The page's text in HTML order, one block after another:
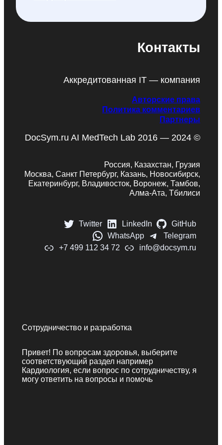
Контакты
Аккредитованная IT — компания
Авторские права
Политика комментариев
Партнеры
DocSym.ru AI MedTech Lab 2016 — 2024 ©
Россия, Казахстан, Грузия
Москва, Санкт Петербург, Казань, Новосибирск,
Екатеринбург, Владивосток, Воронеж, Тамбов,
Алма-Ата, Тбилиси
Twitter LinkedIn
GitHub
WhatsApp
Telegram
+7 499 112 34 72
info@docsym.ru
Сотрудничество и разработка
Привет! По вопросам здоровья, выберите
соответствующий раздел например
Кардиология, если вопрос по сотрудничеству, я
могу ответить на вопросы и помочь